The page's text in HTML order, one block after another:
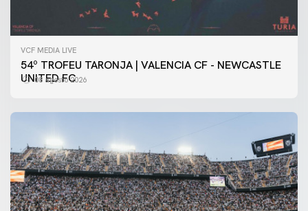
VCF MEDIA LIVE
54º TROFEU TARONJA | VALENCIA CF - NEWCASTLE
UNITED FC
08 agosto 2026